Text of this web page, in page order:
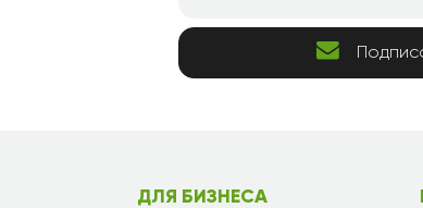
ДЛЯ БИЗНЕСА